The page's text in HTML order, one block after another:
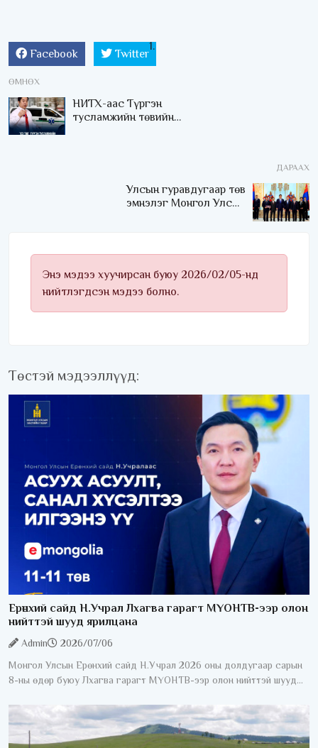
Facebook Twitter
ӨМНӨХ
НИТХ-аас Түргэн
тусламжийн төвийн
ДАРААХ
Улсын гуравдугаар төв
эмнэлэг Монгол Улсын
Энэ мэдээ хуучирсан буюу 2026/02/05-нд
нийтлэгдсэн мэдээ болно.
Төстэй мэдээллүүд:
Ерөнхий сайд Н.Учрал Лхагва гарагт МҮОНТВ-ээр олон
нийттэй шууд ярилцана
Admin
2026/07/06
Монгол Улсын Ерөнхий сайд Н.Учрал 2026 оны долдугаар сарын
8-ны өдөр буюу Лхагва гарагт МҮОНТВ-ээр олон нийттэй шууд